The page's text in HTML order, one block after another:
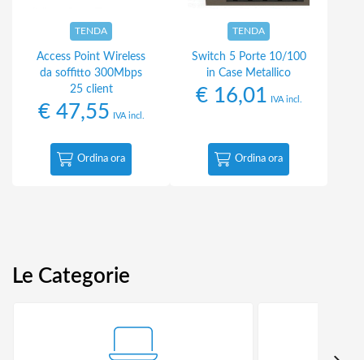
TENDA
Access Point Wireless
da soffitto 300Mbps
25 client
€47,55 IVA incl.
Ordina ora
TENDA
Switch 5 Porte 10/100
in Case Metallico
€16,01 IVA incl.
Ordina ora
Le Categorie